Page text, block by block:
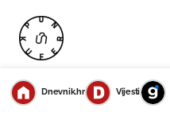
Dnevnik.hr Vijesti